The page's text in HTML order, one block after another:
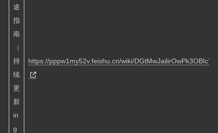
途
指
南
（
持
续
更
新
in
g
https://pppw1my52v.feishu.cn/wiki/